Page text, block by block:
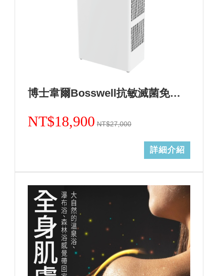
博士韋爾Bosswell抗敏滅菌免耗材電離空氣清淨機-5~18坪ML13天使白
NT$18,900 NT$27,000
詳細介紹